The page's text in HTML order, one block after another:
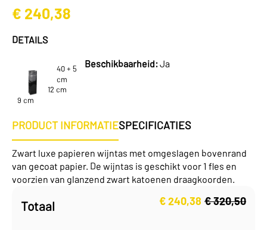
€ 240,38
DETAILS
40 + 5
cm
12 cm
9 cm
Beschikbaarheid:Ja
PRODUCT INFORMATIESPECIFICATIES
Zwart luxe papieren wijntas met omgeslagen bovenrand
van gecoat papier. De wijntas is geschikt voor 1 fles en
voorzien van glanzend zwart katoenen draagkoorden.
Totaal €320,50
Oorspronkelijke
€240,38
Huidige